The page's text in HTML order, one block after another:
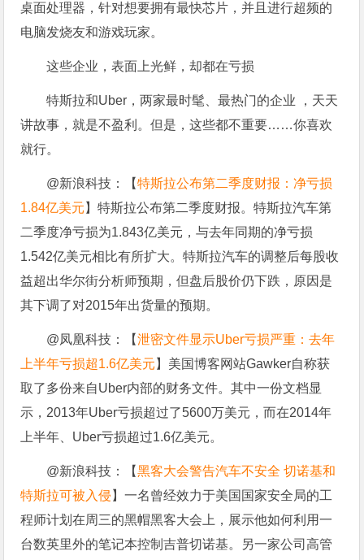
桌面处理器，针对想要拥有最快芯片，并且进行超频的
电脑发烧友和游戏玩家。
这些企业，表面上光鲜，却都在亏损
特斯拉和Uber，两家最时髦、最热门的企业 ，天天
讲故事，就是不盈利。但是，这些都不重要……你喜欢
就行。
@新浪科技：【特斯拉公布第二季度财报：净亏损
1.84亿美元 】特斯拉公布第二季度财报。特斯拉汽车第
二季度净亏损为1.843亿美元，与去年同期的净亏损
1.542亿美元相比有所扩大。特斯拉汽车的调整后每股收
益超出华尔街分析师预期，但盘后股价仍下跌，原因是
其下调了对2015年出货量的预期。
@凤凰科技：【泄密文件显示Uber亏损严重：去年
上半年亏损超1.6亿美元 】美国博客网站Gawker自称获
取了多份来自Uber内部的财务文件。其中一份文档显
示，2013年Uber亏损超过了5600万美元，而在2014年
上半年、Uber亏损超过1.6亿美元。
@新浪科技：【黑客大会警告汽车不安全 切诺基和
特斯拉可被入侵 】一名曾经效力于美国国家安全局的工
程师计划在周三的黑帽黑客大会上，展示他如何利用一
台数英里外的笔记本控制吉普切诺基。另一家公司高管